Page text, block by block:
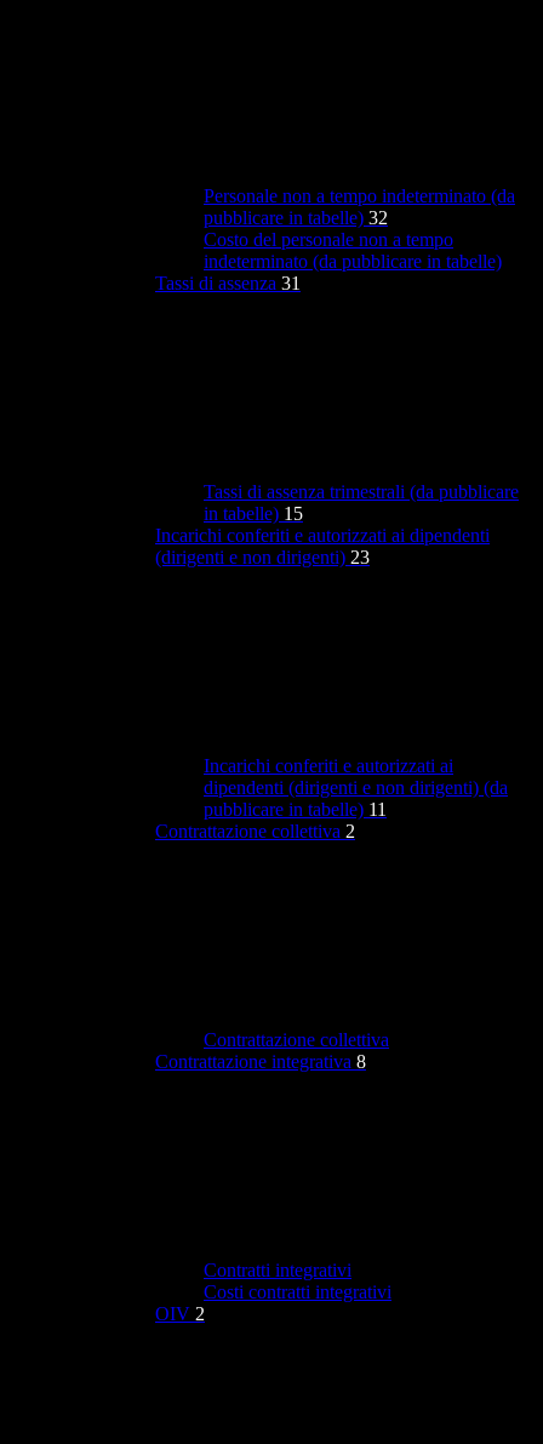
Personale non a tempo indeterminato (da
pubblicare in tabelle) 32
Costo del personale non a tempo
indeterminato (da pubblicare in tabelle)
Tassi di assenza 31
Tassi di assenza trimestrali (da pubblicare
in tabelle) 15
Incarichi conferiti e autorizzati ai dipendenti
(dirigenti e non dirigenti) 23
Incarichi conferiti e autorizzati ai
dipendenti (dirigenti e non dirigenti) (da
pubblicare in tabelle) 11
Contrattazione collettiva 2
Contrattazione collettiva
Contrattazione integrativa 8
Contratti integrativi
Costi contratti integrativi
OIV 2